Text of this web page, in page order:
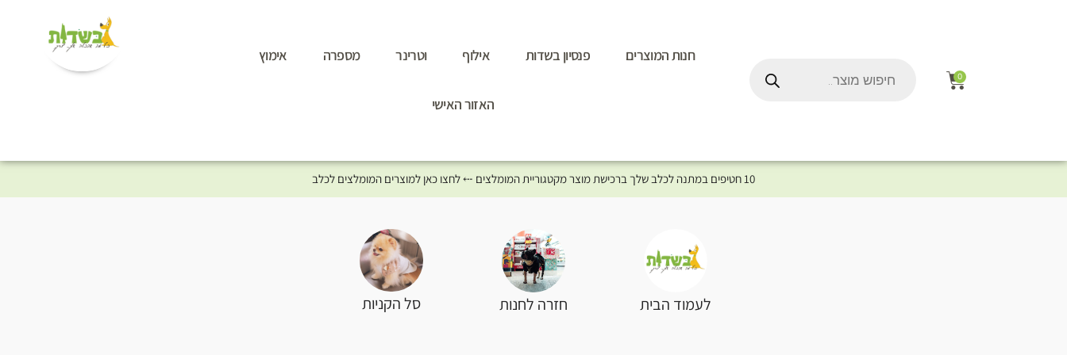
0
חנות המוצרים פנסיון בשדות אילוף וטרינר מספרה אימוץ
האזור האישי
10 חטיפים במתנה לכלב שלך ברכישת מוצר מקטגוריית המומלצים ⤎ לחצו כאן למוצרים המומלצים לכלב
לעמוד הבית חזרה לחנות סל הקניות